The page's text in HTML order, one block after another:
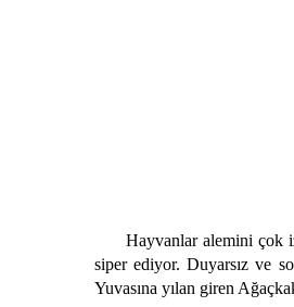
Hayvanlar alemini çok
siper ediyor. Duyarsız ve
Yuvasına yılan giren